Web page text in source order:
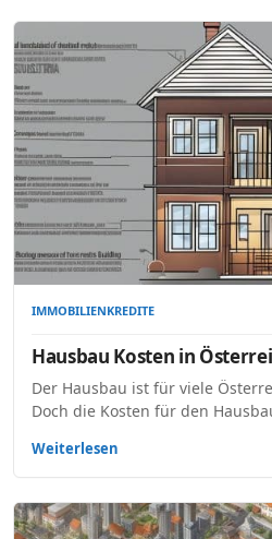
IMMOBILIENKREDITE
Hausbau Kosten in
Der Hausbau ist für viele
Doch die Kosten für den
Weiterlesen